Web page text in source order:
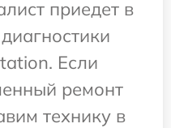
приедет в
Если
ремонт
технику в